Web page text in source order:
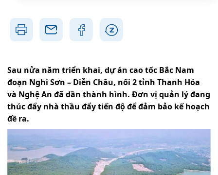
Sau nửa năm triển khai, dự án cao tốc Bắc Nam
đoạn Nghi Sơn – Diễn Châu, nối 2 tỉnh Thanh Hóa
và Nghệ An đã dần thành hình. Đơn vị quản lý đang
thúc đẩy nhà thầu đẩy tiến độ để đảm bảo kế hoạch
đề ra.